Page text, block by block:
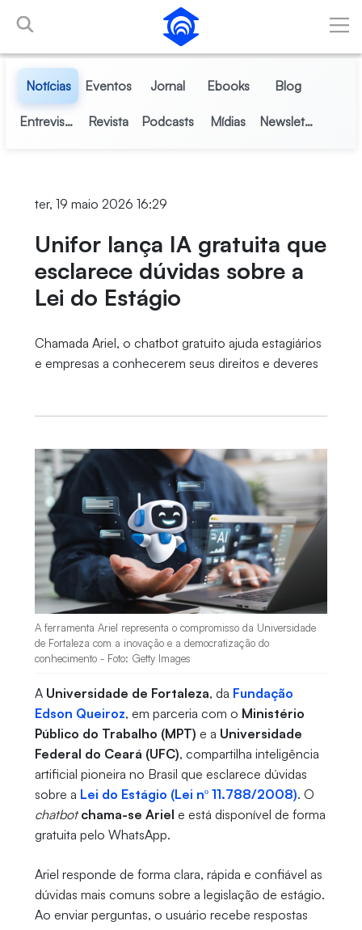
Pular para o Conteúdo principal
Notícias Eventos Jornal Ebooks Blog
Entrevistas Revista Podcasts Mídias Newsletter
ter, 19 maio 2026 16:29
Unifor lança IA gratuita que
esclarece dúvidas sobre a
Lei do Estágio
Chamada Ariel, o chatbot gratuito ajuda estagiários
e empresas a conhecerem seus direitos e deveres
A ferramenta Ariel representa o compromisso da Universidade
de Fortaleza com a inovação e a democratização do
conhecimento - Foto: Getty Images
A Universidade de Fortaleza, da Fundação
Edson Queiroz, em parceria com o Ministério
Público do Trabalho (MPT) e a Universidade
Federal do Ceará (UFC), compartilha inteligência
artificial pioneira no Brasil que esclarece dúvidas
sobre a Lei do Estágio (Lei nº 11.788/2008). O
chatbot chama-se Ariel e está disponível de forma
gratuita pelo WhatsApp.
Ariel responde de forma clara, rápida e confiável as
dúvidas mais comuns sobre a legislação de estágio.
Ao enviar perguntas, o usuário recebe respostas